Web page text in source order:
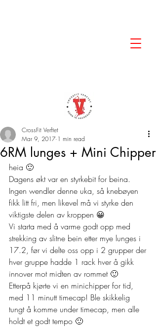
6RM lunges + Mini Chipper
CrossFit Verftet
Mar 9, 2017 1 min read
heia 🙂
Dagens økt var en styrkebit for beina.
Ingen wendler denne uka, så knebøyen
fikk litt fri, men likevel må vi styrke den
viktigste delen av kroppen 😀
Vi starta med å varme godt opp med
strekking av slitne bein etter mye lunges i
17.2, før vi delte oss opp i 2 grupper der
hver gruppe hadde 1 rack hver å gikk
innover mot midten av rommet 🙂
Etterpå kjørte vi en minichipper for tid,
med 11 minutt timecap! Ble skikkelig
tungt å komme under timecap, men alle
holdt et godt tempo 🙂